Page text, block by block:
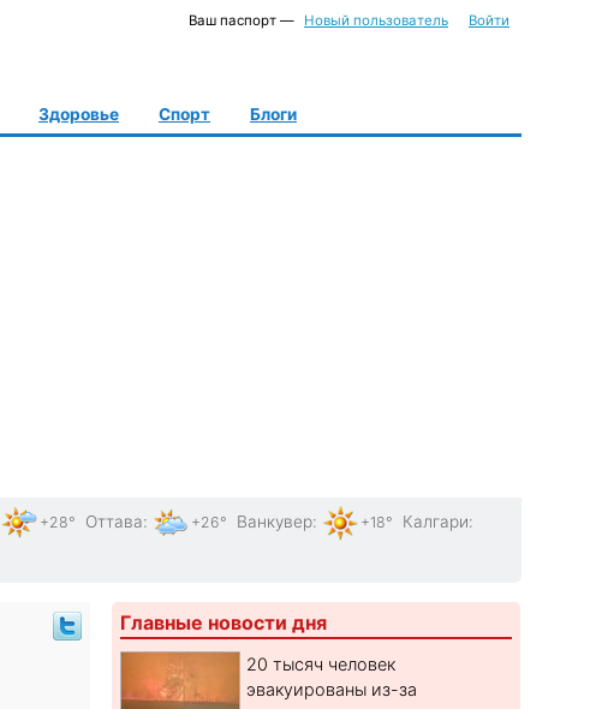
Ваш паспорт — Новый пользователь Войти
Здоровье Спорт Блоги
+28° Оттава: +26° Ванкувер: +18° Калгари:
Главные новости дня
20 тысяч человек
эвакуированы из-за